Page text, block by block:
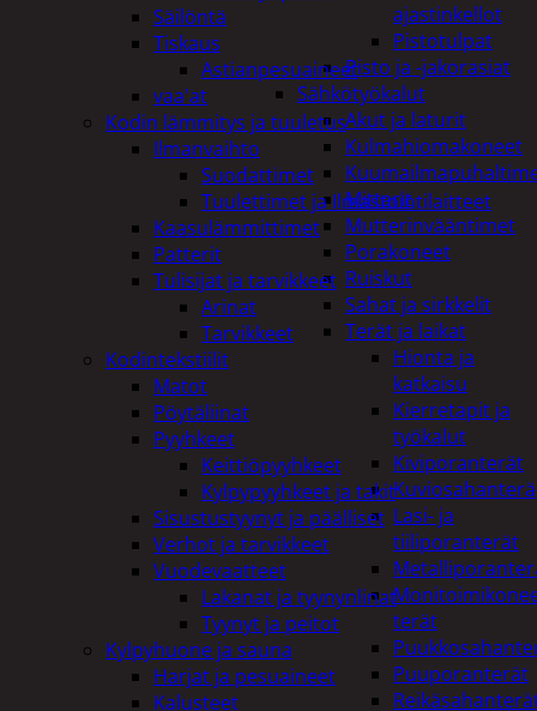
ajastinkellot
Pistotulpat
Pisto ja -jakorasiat
Sähkötyökalut
Akut ja laturit
Kulmahiomakoneet
Mittarit
Mutterinvääntimet
Porakoneet
Ruiskut
Sahat ja sirkkelit
Terät ja laikat
Hionta ja
katkaisu
Kierretapit ja
työkalut
Kiviporanterät
Kuviosahanterä
Lasi- ja
tiiliporanterät
terät
Puuporanterät
Säilöntä
Tiskaus
Astianpesuaineet
vaa'at
Kodin lämmitys ja tuuletus
Ilmanvaihto
Suodattimet
Tuulettimet ja Ilmastointilaitteet
Kaasulämmittimet
Patterit
Tulisijat ja tarvikkeet
Arinat
Tarvikkeet
Kodintekstiilit
Matot
Pöytäliinat
Pyyhkeet
Keittiöpyyhkeet
Kylpypyyhkeet ja takit
Sisustustyynyt ja päälliset
Verhot ja tarvikkeet
Vuodevaatteet
Lakanat ja tyynynlinat
Tyynyt ja peitot
Kylpyhuone ja sauna
Harjat ja pesuaineet
Kalusteet